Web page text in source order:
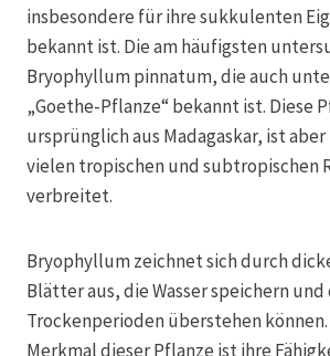
insbesondere für ihre sukkulenten
bekannt ist. Die am häufigsten
Bryophyllum pinnatum, die auch
„Goethe-Pflanze“ bekannt ist. Diese
ursprünglich aus Madagaskar, ist
vielen tropischen und subtropischen
verbreitet.
Bryophyllum zeichnet sich durch
Blätter aus, die Wasser speichern
Trockenperioden überstehen können.
Merkmal dieser Pflanze ist ihre